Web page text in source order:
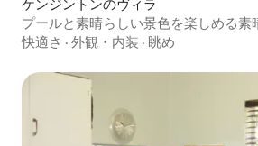
ケンジントンのヴィラ
プールと素晴らしい景色を楽しめる
ィラ
快適さ · 外観・内装 · 眺め